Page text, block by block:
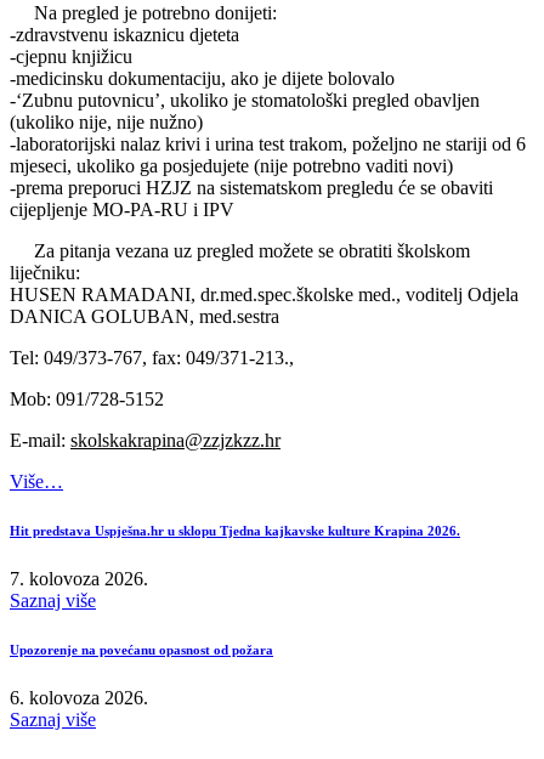
Na pregled je potrebno donijeti:
-zdravstvenu iskaznicu djeteta
-cjepnu knjižicu
-medicinsku dokumentaciju, ako je dijete bolovalo
-‘Zubnu putovnicu’, ukoliko je stomatološki pregled obavljen
(ukoliko nije, nije nužno)
-laboratorijski nalaz krivi i urina test trakom, poželjno ne stariji od 6
mjeseci, ukoliko ga posjedujete (nije potrebno vaditi novi)
-prema preporuci HZJZ na sistematskom pregledu će se obaviti
cijepljenje MO-PA-RU i IPV
Za pitanja vezana uz pregled možete se obratiti školskom
liječniku:
HUSEN RAMADANI, dr.med.spec.školske med., voditelj Odjela
DANICA GOLUBAN, med.sestra
Tel: 049/373-767, fax: 049/371-213.,
Mob: 091/728-5152
E-mail: skolskakrapina@zzjzkzz.hr
Više…
Hit predstava Uspješna.hr u sklopu Tjedna kajkavske kulture Krapina 2026.
7. kolovoza 2026.
Saznaj više
Upozorenje na povećanu opasnost od požara
6. kolovoza 2026.
Saznaj više